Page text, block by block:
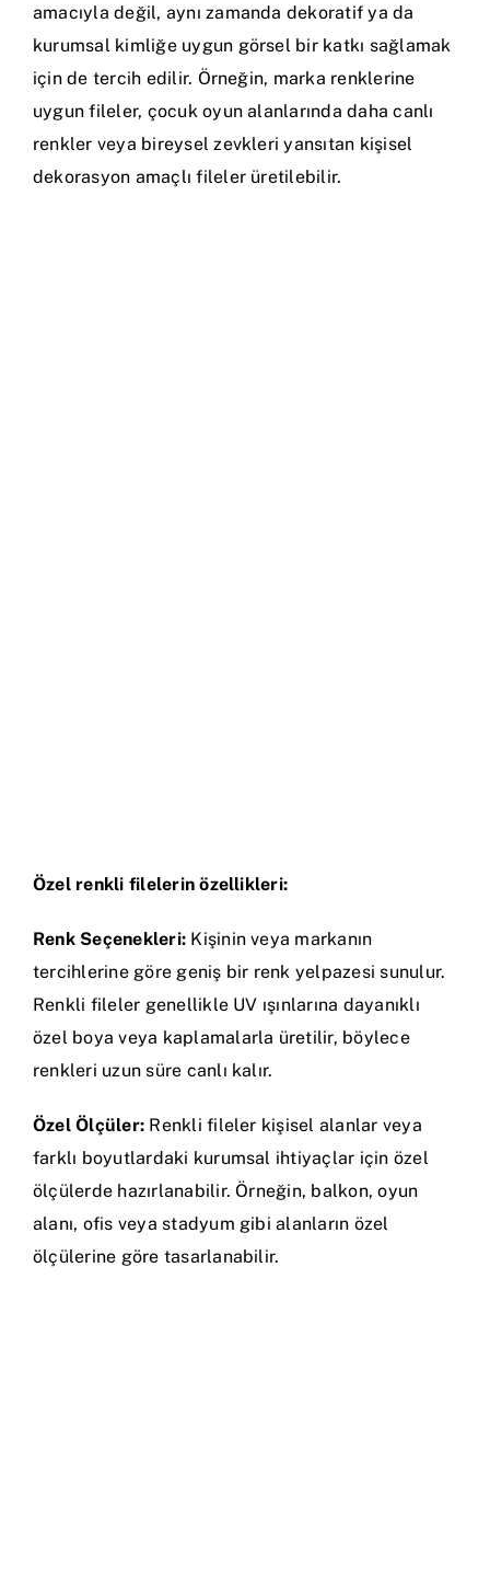
amacıyla değil, aynı zamanda dekoratif ya da
kurumsal kimliğe uygun görsel bir katkı sağlamak
için de tercih edilir. Örneğin, marka renklerine
uygun fileler, çocuk oyun alanlarında daha canlı
renkler veya bireysel zevkleri yansıtan kişisel
dekorasyon amaçlı fileler üretilebilir.
Özel renkli filelerin özellikleri:
Renk Seçenekleri: Kişinin veya markanın
tercihlerine göre geniş bir renk yelpazesi sunulur.
Renkli fileler genellikle UV ışınlarına dayanıklı
özel boya veya kaplamalarla üretilir, böylece
renkleri uzun süre canlı kalır.
Özel Ölçüler: Renkli fileler kişisel alanlar veya
farklı boyutlardaki kurumsal ihtiyaçlar için özel
ölçülerde hazırlanabilir. Örneğin, balkon, oyun
alanı, ofis veya stadyum gibi alanların özel
ölçülerine göre tasarlanabilir.